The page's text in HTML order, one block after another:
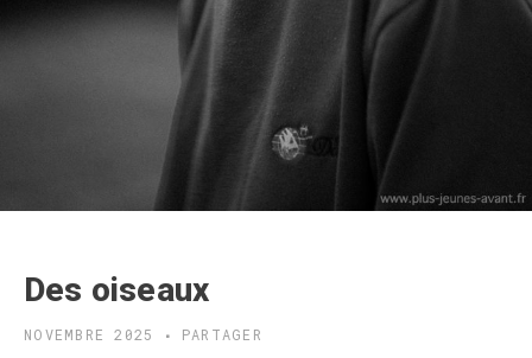
Des oiseaux
NOVEMBRE 2025 PARTAGER